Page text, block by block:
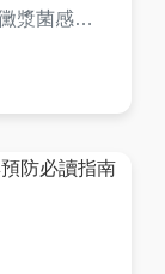
漿菌感染
面了解黴